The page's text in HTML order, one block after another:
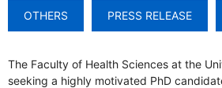
OTHERS PRESS RELEASE
The Faculty of Health Sciences at the
seeking a highly motivated PhD